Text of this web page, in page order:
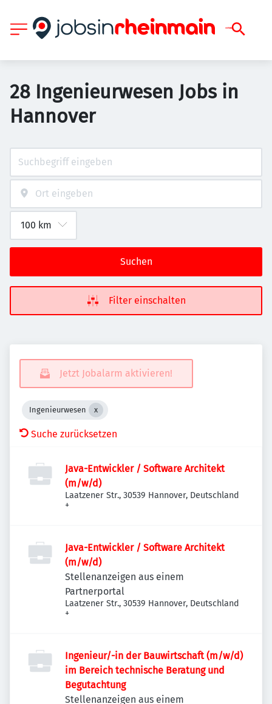
28 Ingenieurwesen Jobs in
Hannover
Suchen
Filter einschalten
Jetzt Jobalarm aktivieren!
Ingenieurwesen
Suche zurücksetzen
Java-Entwickler / Software Architekt
(m/w/d)
Laatzener Str., 30539 Hannover, Deutschland
+
Java-Entwickler / Software Architekt
(m/w/d)
Stellenanzeigen aus einem
Partnerportal
Laatzener Str., 30539 Hannover, Deutschland
+
Ingenieur/-in der Bauwirtschaft (m/w/d)
im Bereich technische Beratung und
Begutachtung
Stellenanzeigen aus einem